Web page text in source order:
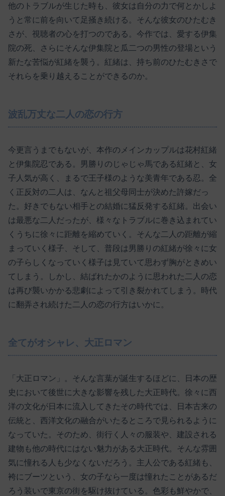
他のトラブルが生じた時も、彼女は自分の力で何とかしよ
うと常に前を向いて足掻き続ける。そんな彼女のひたむき
さが、視聴者の心を打つのである。今作では、愛する伊集
院の死、さらにそんな伊集院と瓜二つの男性の登場という
新たな苦悩が紅緒を襲う。紅緒は、持ち前のひたむきさで
それらを乗り越えることができるのか。
波乱万丈な二人の恋の行方
今更言うまでもないが、本作のメインカップルは花村紅緒
と伊集院忍である。男勝りのじゃじゃ馬である紅緒と、女
子人気が高く、まるで王子様のような美青年である忍。全
く正反対の二人は、なんと祖父母同士が決めた許嫁だっ
た。好きでもない相手との結婚に猛反発する紅緒。出会い
は最悪な二人だったが、様々なトラブルに巻き込まれてい
くうちに徐々に距離を縮めていく。そんな二人の距離が縮
まっていく様子、そして、普段は男勝りの紅緒が徐々に女
の子らしくなっていく様子は見ていて思わず胸がときめい
てしまう。しかし、結ばれたかのように思われた二人の恋
は再び襲いかかる悲劇によって引き裂かれてしまう。時代
に翻弄され続けた二人の恋の行方はいかに。
全てがオシャレ、大正ロマン
「大正ロマン」。そんな言葉が誕生するほどに、日本の歴
史において後世に大きな影響を残した大正時代。徐々に西
洋の文化が日本に流入してきたその時代では、日本古来の
伝統と、西洋文化の融合がいたるところで見られるように
なっていた。そのため、街行く人々の服装や、建設される
建物も他の時代にはない魅力がある大正時代。そんな雰囲
気に憧れる人も少なくないだろう。主人公である紅緒も、
袴にブーツという、女の子なら一度は憧れたことがあるだ
ろう装いで東京の街を駆け抜けている。色彩も鮮やかで、